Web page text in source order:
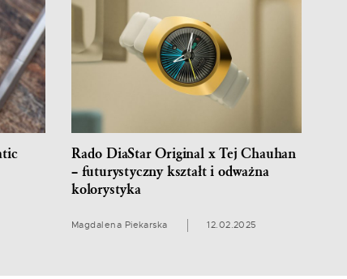
Rado DiaStar Original x Tej Chauhan
– futurystyczny kształt i odważna
kolorystyka
Magdalena Piekarska 12.02.2025